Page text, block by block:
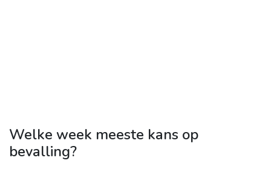
Welke week meeste kans op
bevalling?